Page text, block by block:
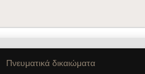
Πνευματικά δικαιώματα